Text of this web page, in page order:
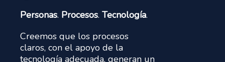
Personas. Procesos. Tecnología.
Creemos que los procesos
claros, con el apoyo de la
tecnología adecuada, generan un